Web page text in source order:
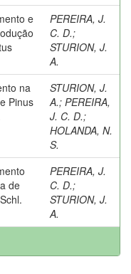
e
PEREIRA, J.
C. D.;
STURION, J.
A.
na
Pinus
STURION, J.
A.; PEREIRA,
J. C. D.;
HOLANDA, N.
S.
de
PEREIRA, J.
C. D.;
STURION, J.
A.